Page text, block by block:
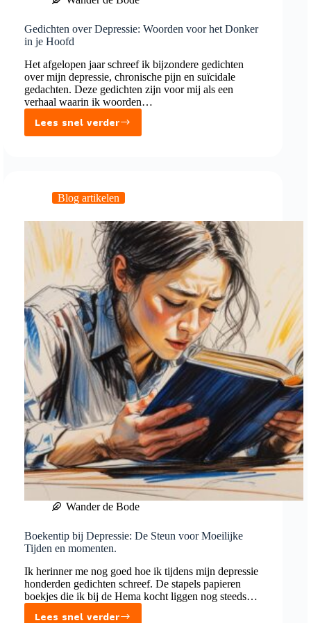
Gedichten over Depressie: Woorden voor het Donker
in je Hoofd
Het afgelopen jaar schreef ik bijzondere gedichten
over mijn depressie, chronische pijn en suïcidale
gedachten. Deze gedichten zijn voor mij als een
verhaal waarin ik woorden…
Lees snel verder
Gedichten
voor
Donker
Hoofd
Blog artikelen
Wander de Bode
Boekentip bij Depressie: De Steun voor Moeilijke
Tijden en momenten.
Ik herinner me nog goed hoe ik tijdens mijn depressie
honderden gedichten schreef. De stapels papieren
boekjes die ik bij de Hema kocht liggen nog steeds…
Lees snel verder